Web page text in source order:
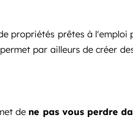
propriétés prêtes à
par ailleurs de créer
de ne pas vous perdre